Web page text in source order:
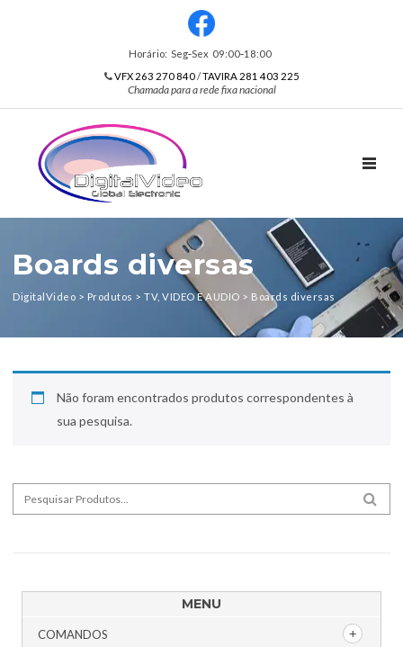
Horário: Seg‑Sex 09:00‑18:00
VFX 263 270 840/TAVIRA 281 403 225
Chamada para a rede fixa nacional
Boards diversas
DigitalVideo > Produtos > TV, VIDEO E AUDIO > Boards diversas
Não foram encontrados produtos correspondentes à
sua pesquisa.
Search for:
MENU
COMANDOS